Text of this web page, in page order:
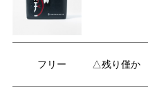
フリー △残り僅か